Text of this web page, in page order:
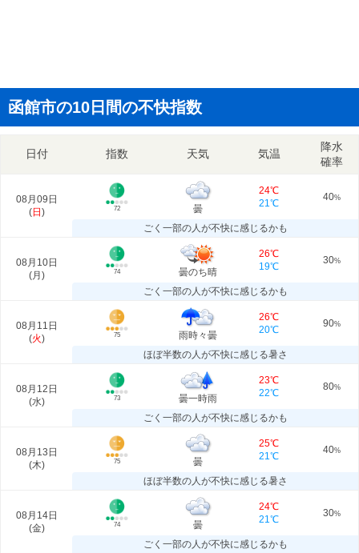
函館市の10日間の不快指数
日付 指数 天気 気温
降水
確率
08月09日
(日 ) 72 曇
24℃
21℃
40%
ごく一部の人が不快に感じるかも
08月10日
(月 ) 74 曇のち晴
26℃
19℃
30%
ごく一部の人が不快に感じるかも
08月11日
(火) 75 雨時々曇
26℃
20℃
90%
ほぼ半数の人が不快に感じる暑さ
08月12日
(水) 73 曇一時雨
23℃
22℃
80%
ごく一部の人が不快に感じるかも
08月13日
(木) 75 曇
25℃
21℃
40%
ほぼ半数の人が不快に感じる暑さ
08月14日
(金) 74 曇
24℃
21℃
30%
ごく一部の人が不快に感じるかも